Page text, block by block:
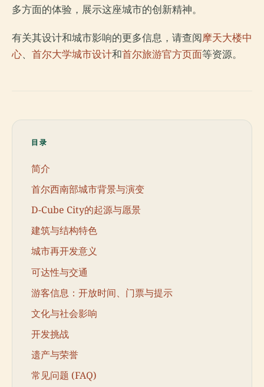
多方面的体验，展示这座城市的创新精神。
有关其设计和城市影响的更多信息，请查阅摩天大楼中
心、 首尔大学城市设计和首尔旅游官方页面等资源。
目录
简介
首尔西南部城市背景与演变
D-Cube City的起源与愿景
建筑与结构特色
城市再开发意义
可达性与交通
游客信息：开放时间、门票与提示
文化与社会影响
开发挑战
遗产与荣誉
常见问题 (FAQ)